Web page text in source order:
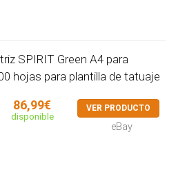
SPIRIT Green A4 para
hojas para plantilla de tatuaje
86,99€
disponible
VER PRODUCTO
eBay